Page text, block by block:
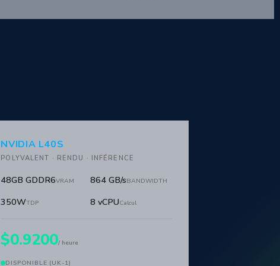
NVIDIA L40S
POLYVALENT · RENDU · INFÉRENCE
48GB GDDR6VRAM 864 GB/sBANDWIDTH
350WTDP 8 vCPUCalcul
$0.9200/ heure
DISPONIBLE (UK-1)